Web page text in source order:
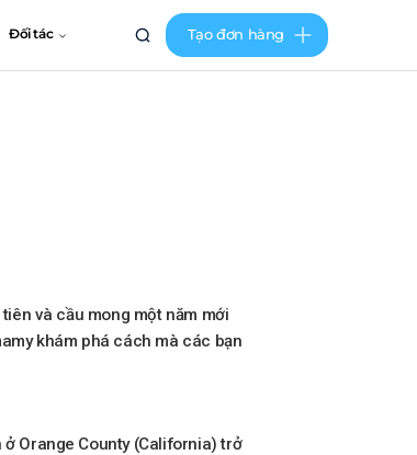
Đối tác Tạo đơn hàng
và cầu mong một năm mới
khám phá cách mà các bạn
Orange County (California) trở